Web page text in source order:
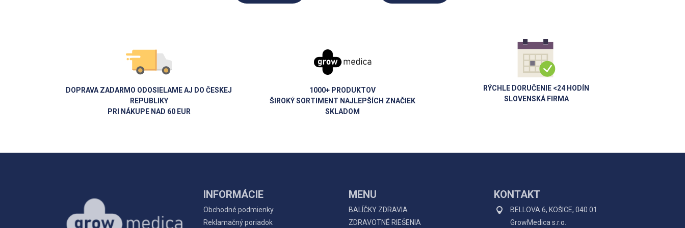
DOPRAVA ZADARMO ODOSIELAME AJ DO ČESKEJ
REPUBLIKY
PRI NÁKUPE NAD 60 EUR
1000+ PRODUKTOV
ŠIROKÝ SORTIMENT NAJLEPŠÍCH ZNAČIEK
SKLADOM
RÝCHLE DORUČENIE <24 HODÍN
SLOVENSKÁ FIRMA
INFORMÁCIE
Obchodné podmienky
Reklamačný poriadok
MENU
BALÍČKY ZDRAVIA
ZDRAVOTNÉ RIEŠENIA
KONTAKT
BELLOVA 6, KOŠICE, 040 01
GrowMedica s.r.o.